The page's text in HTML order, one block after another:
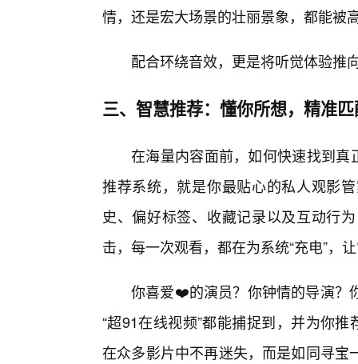
情，还是宏大场景的壮丽景象，都能被
配合环绕音效，更是将听觉体验推
三、智慧推荐：懂你所想，精准
在海量内容面前，如何快速找到真
推荐系统，就是你最贴心的私人观影
史、偏好标签、收藏记录以及互动行
击，每一次观看，都在为系统“充电”，
你喜爱❤️的演员？你钟情的导演？
“超91在线视频”都能捕捉到，并为你
在众多影片中不再迷失，而是如同寻